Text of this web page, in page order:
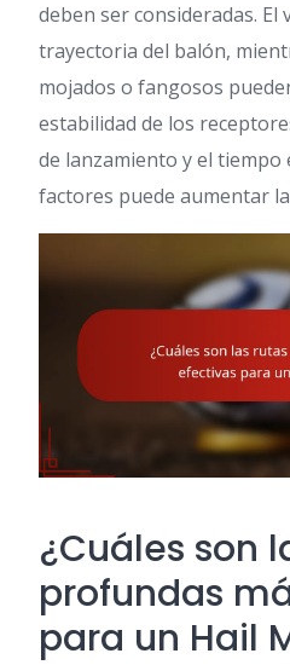
deben ser consideradas.
trayectoria del balón,
mojados o fangosos
estabilidad de los
de lanzamiento y el tiempo
factores puede aumentar
¿Cuáles son
profundas
para un Hail